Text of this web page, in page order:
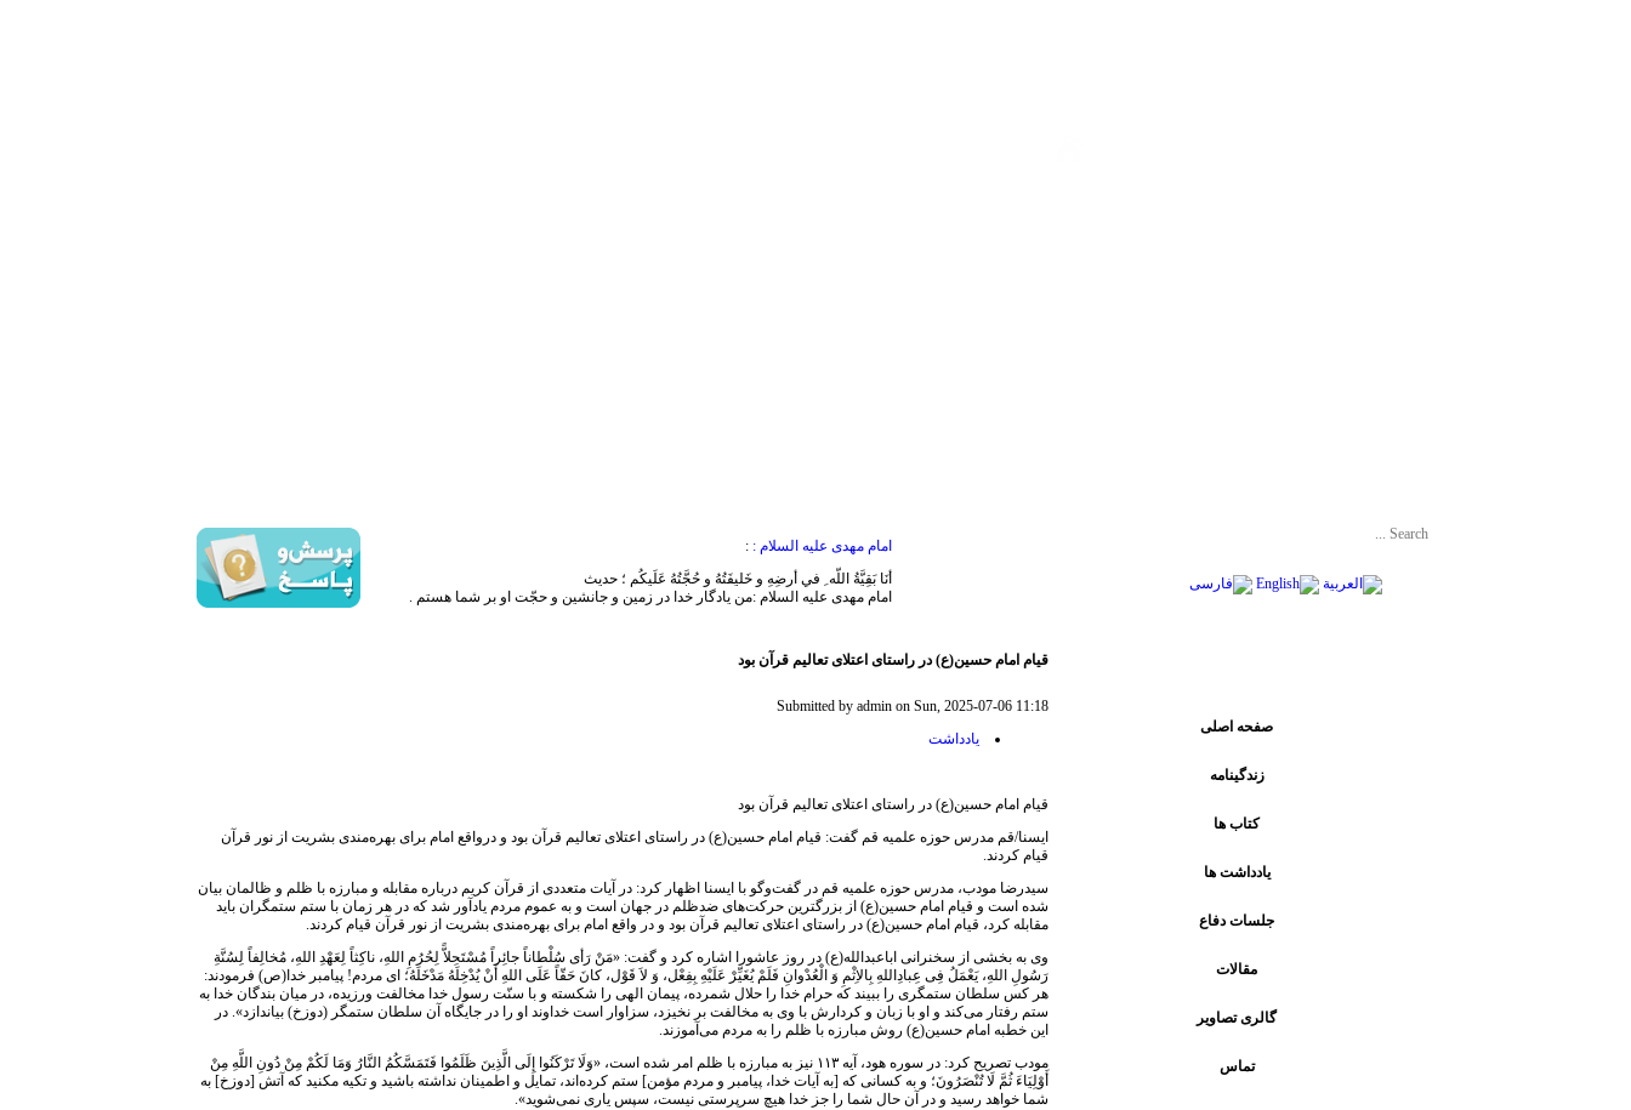
امام مهدى عليه السلام : :
أنَا بَقِيَّةُ اللّه ِ في أرضِهِ و خَليفَتُهُ و حُجَّتُهُ عَلَيكُم ؛ حديث
امام مهدى عليه السلام :من يادگار خدا در زمين و جانشين و حجّت او بر شما هستم .
صفحه اصلی
زندگینامه
کتاب ها
يادداشت ها
جلسات دفاع
مقالات
گالری تصاویر
تماس
قیام امام حسین(ع) در راستای اعتلای تعالیم قرآن بود
Submitted by admin on Sun, 2025-07-06 11:18
يادداشت
قیام امام حسین(ع) در راستای اعتلای تعالیم قرآن بود
ایسنا/قم مدرس حوزه علمیه قم گفت: قیام امام حسین(ع) در راستای اعتلای تعالیم قرآن بود و درواقع امام برای بهره‌مندی بشریت از نور قرآن
قیام کردند.
سیدرضا مودب، مدرس حوزه علمیه قم در گفت‌وگو با ایسنا اظهار کرد: در آیات متعددی از قرآن کریم درباره مقابله و مبارزه با ظلم و ظالمان بیان
شده است و قیام امام حسین(ع) از بزرگترین حرکت‌های ضدظلم در جهان است و به عموم مردم یادآور شد که در هر زمان با ستم ستمگران باید
مقابله کرد، قیام امام حسین(ع) در راستای اعتلای تعالیم قرآن بود و در واقع امام برای بهره‌مندی بشریت از نور قرآن قیام کردند.
وی به بخشی از سخنرانی اباعبدالله(ع) در روز عاشورا اشاره کرد و گفت: «مَنْ رَأی سُلْطاناً جائِراً مُسْتَحِلاًّ لِحُرُمِ اللهِ، ناکِثاً لِعَهْدِ اللهِ، مُخالِفاً لِسُنَّةِ
رَسُولِ اللهِ، یَعْمَلُ فِی عِبادِاللهِ بِالاِثْمِ وَ الْعُدْوانِ فَلَمْ یُغَیِّرْ عَلَیْهِ بِفِعْل، وَ لاَ قَوْل، کانَ حَقّاً عَلَی اللهِ أَنْ یُدْخِلَهُ مَدْخَلَهُ؛ ای مردم! پیامبر خدا(ص) فرمودند:
هر کس سلطان ستمگری را ببیند که حرام خدا را حلال شمرده، پیمان الهی را شکسته و با سنّت رسول خدا مخالفت ورزیده، در میان بندگان خدا به
ستم رفتار می‌کند و او با زبان و کردارش با وی به مخالفت بر نخیزد، سزاوار است خداوند او را در جایگاه آن سلطان ستمگر (دوزخ) بیاندازد». در
این خطبه امام حسین(ع) روش مبارزه با ظلم را به مردم می‌آموزند.
مودب تصریح کرد: در سوره هود، آیه ۱۱۳ نیز به مبارزه با ظلم امر شده است، «وَلَا تَرْکَنُوا إِلَی الَّذِینَ ظَلَمُوا فَتَمَسَّکُمُ النَّارُ وَمَا لَکُمْ مِنْ دُونِ اللَّهِ مِنْ
أَوْلِیَاءَ ثُمَّ لَا تُنْصَرُونَ؛ و به کسانی که [به آیات خدا، پیامبر و مردم مؤمن] ستم کرده‌اند، تمایل و اطمینان نداشته باشید و تکیه مکنید که آتش [دوزخ] به
شما خواهد رسید و در آن حال شما را جز خدا هیچ سرپرستی نیست، سپس یاری نمی‌شوید».